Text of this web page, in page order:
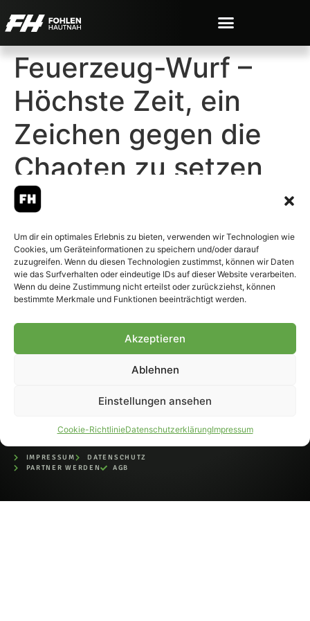
Um dir ein optimales Erlebnis zu bieten, verwenden wir Technologien wie
Cookies, um Geräteinformationen zu speichern und/oder darauf
zuzugreifen. Wenn du diesen Technologien zustimmst, können wir Daten
wie das Surfverhalten oder eindeutige IDs auf dieser Website verarbeiten.
Wenn du deine Zustimmung nicht erteilst oder zurückziehst, können
bestimmte Merkmale und Funktionen beeinträchtigt werden.
Akzeptieren
Ablehnen
Einstellungen ansehen
Cookie-RichtlinieDatenschutzerklärungImpressum
Feuerzeug-Wurf –
Höchste Zeit, ein
Zeichen gegen die
Chaoten zu setzen
© 2007-2026 Fohlen-Hautnah.de
– Alle rechte vorbehalten.
Fohlen-Hautnah.de ist ein
offiziell eingetragenes Magazin
IMPRESSUM
DATENSCHUTZ
PARTNER WERDEN
AGB